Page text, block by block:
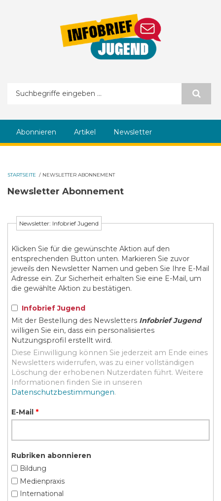
Suchformular
Abonnieren Artikel Newsletter
STARTSEITE / NEWSLETTER ABONNEMENT
Newsletter Abonnement
Newsletter: Infobrief Jugend
Klicken Sie für die gewünschte Aktion auf den
entsprechenden Button unten. Markieren Sie zuvor
jeweils den Newsletter Namen und geben Sie Ihre E-Mail
Adresse ein. Zur Sicherheit erhalten Sie eine E-Mail, um
die gewählte Aktion zu bestätigen.
Infobrief Jugend
Mit der Bestellung des Newsletters Infobrief Jugend
willigen Sie ein, dass ein personalisiertes
Nutzungsprofil erstellt wird.
Diese Einwilligung können Sie jederzeit am Ende eines
Newsletters widerrufen, was zu einer vollständigen
Löschung der erhobenen Nutzerdaten führt. Weitere
Informationen finden Sie in unseren
Datenschutzbestimmungen.
E-Mail *
Rubriken abonnieren
Bildung
Medienpraxis
International